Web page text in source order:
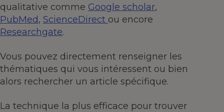
qualitative comme Google scholar,
PubMed, ScienceDirect ou encore
Researchgate.
Vous pouvez directement renseigner les
thématiques qui vous intéressent ou bien
alors rechercher un article spécifique.
La technique la plus efficace pour trouver